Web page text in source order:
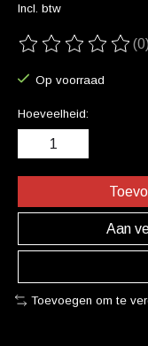
Incl. btw
De beoordeling van(0)
Op voorraad
Hoeveelheid:
Aan
Toevoegen om te